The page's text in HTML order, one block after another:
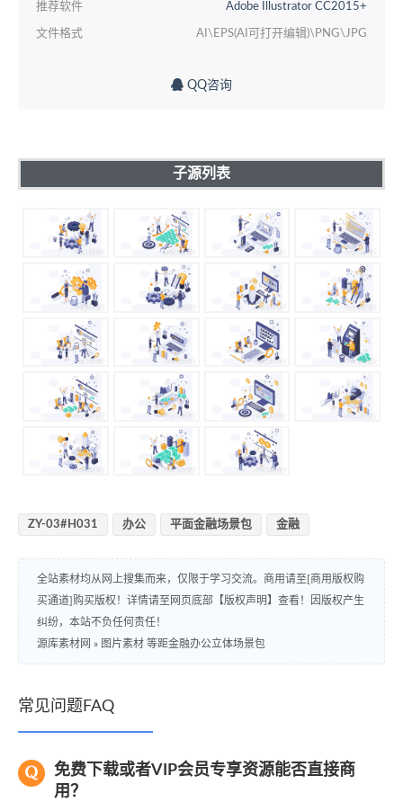
推荐软件 Adobe Illustrator CC2015+
文件格式 AI\EPS(AI可打开编辑)\PNG\JPG
QQ咨询
子源列表
ZY-03#H031 办公 平面金融场景包 金融
全站素材均从网上搜集而来，仅限于学习交流。商用请至[商用版权购
买通道]购买版权！详情请至网页底部【版权声明】查看！因版权产生
纠纷，本站不负任何责任！
源库素材网 » 图片素材 等距金融办公立体场景包
常见问题FAQ
免费下载或者VIP会员专享资源能否直接商
用？